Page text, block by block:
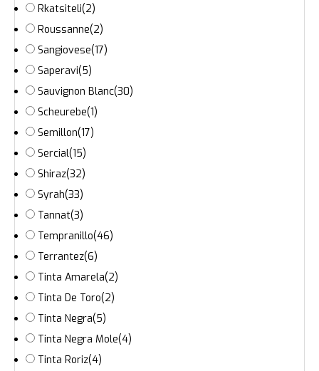
Rkatsiteli(2)
Roussanne(2)
Sangiovese(17)
Saperavi(5)
Sauvignon Blanc(30)
Scheurebe(1)
Semillon(17)
Sercial(15)
Shiraz(32)
Syrah(33)
Tannat(3)
Tempranillo(46)
Terrantez(6)
Tinta Amarela(2)
Tinta De Toro(2)
Tinta Negra(5)
Tinta Negra Mole(4)
Tinta Roriz(4)